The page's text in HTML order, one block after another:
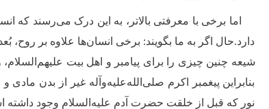
اما برخی با معرفتی بالاتر، به این درک می‌رسند که
دارد.حال اگر به ما بگویند: برخی انسان‌ها علاوه بر
شیعه چنین چیزی را برای پیامبر و اهل بیت علیهم‌السلام،
بنابراین پیغمبر اکرم صلی‌الله‌علیه‌وآله غیر از بدن
نور که قبل از خلقت حضرت آدم علیه‌السلام وجود داشته